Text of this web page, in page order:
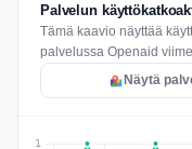
Palvelun
Tämä kaavio näyttää
palvelussa Openaid
Näytä